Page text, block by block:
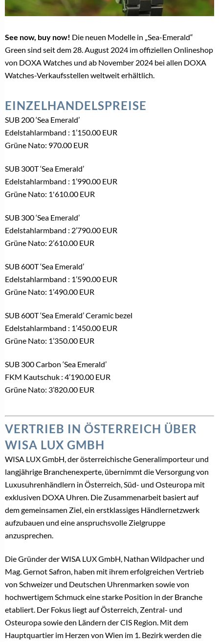
See now, buy now! Die neuen Modelle in „Sea-Emerald“
Green sind seit dem 28. August 2024 im offiziellen Onlineshop
von DOXA Watches und ab November 2024 bei allen DOXA
Watches-Verkaufsstellen weltweit erhältlich.
EINZELHANDELSPREISE
SUB 200 ‘Sea Emerald’
Edelstahlarmband : 1’150.00 EUR
Grüne Nato: 970.00 EUR
SUB 300T ‘Sea Emerald’
Edelstahlarmband : 1’990.00 EUR
Grüne Nato: 1'610.00 EUR
SUB 300 ‘Sea Emerald’
Edelstahlarmband : 2’790.00 EUR
Grüne Nato: 2’610.00 EUR
SUB 600T ‘Sea Emerald’
Edelstahlarmband : 1’590.00 EUR
Grüne Nato: 1’490.00 EUR
SUB 600T ‘Sea Emerald’ Ceramic bezel
Edelstahlarmband : 1’450.00 EUR
Grüne Nato: 1’350.00 EUR
SUB 300 Carbon ‘Sea Emerald’
FKM Kautschuk : 4’190.00 EUR
Grüne Nato: 3’820.00 EUR
VERTRIEB IN ÖSTERREICH ÜBER
WISA LUX GMBH
WISA LUX GmbH, der österreichische Generalimporteur und
langjährige Branchenexperte, übernimmt die Versorgung von
Luxusuhrenhändlern in Österreich, Süd- und Osteuropa mit
exklusiven DOXA Uhren. Die Zusammenarbeit basiert auf
dem gemeinsamen Ziel, ein erstklassiges Händlernetzwerk
aufzubauen und eine anspruchsvolle Zielgruppe
anzusprechen.
Die Gründer der WISA LUX GmbH, Nathan Wildpacher und
Mag. Gernot Safron, haben mit ihrem erfolgreichen Vertrieb
von Schweizer und Deutschen Uhrenmarken sowie von
hochwertigem Schmuck eine starke Position in der Branche
etabliert. Der Fokus liegt auf Österreich, Zentral- und
Osteuropa sowie den Ländern der CIS Region. Mit dem
Hauptquartier im Herzen von Wien im 1. Bezirk werden die